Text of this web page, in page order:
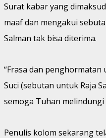
Surat kabar yang
maaf dan mengakui
Salman tak bisa diterima.
“Frasa dan penghormatan
Suci (sebutan untuk Raja
semoga Tuhan melindungi
Penulis kolom sekarang